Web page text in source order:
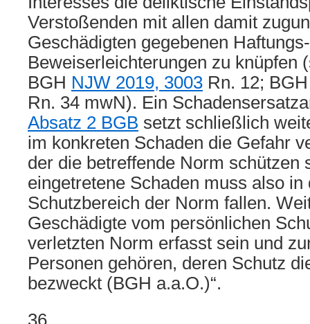
Verstoßenden mit allen damit
Geschädigten gegebenen
Beweiserleichterungen zu knüpfen
BGH NJW 2019, 3003 Rn. 12;
Rn. 34 mwN). Ein
Absatz 2 BGB setzt schließlich
im konkreten Schaden die Gefahr
der die betreffende Norm schützen
eingetretene Schaden muss also in
Schutzbereich der Norm fallen.
Geschädigte vom persönlichen
verletzten Norm erfasst sein und
Personen gehören, deren Schutz
bezweckt (BGH a.a.O.)“.
36